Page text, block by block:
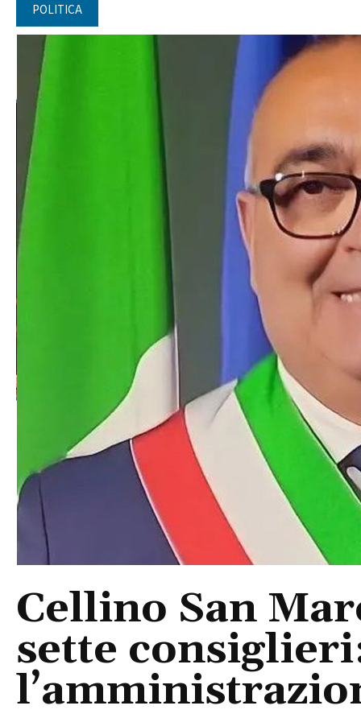
POLITICA
Cellino San
sette